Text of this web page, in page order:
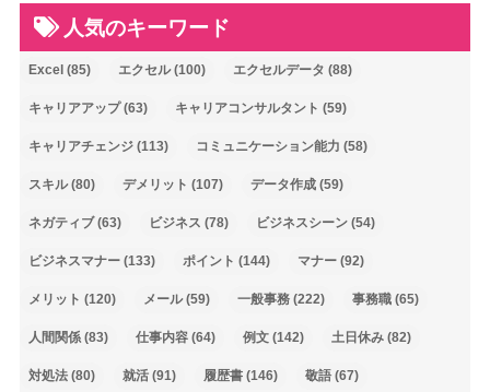
人気のキーワード
Excel (85) エクセル(100) エクセルデータ (88)
キャリアアップ(63) キャリアコンサルタント (59)
キャリアチェンジ(113) コミュニケーション能力 (58)
スキル(80) デメリット (107) データ作成(59)
ネガティブ(63) ビジネス (78) ビジネスシーン(54)
ビジネスマナー(133) ポイント (144) マナー(92)
メリット (120) メール(59) 一般事務(222) 事務職(65)
人間関係(83) 仕事内容(64) 例文(142) 土日休み(82)
対処法(80) 就活(91) 履歴書(146) 敬語(67)